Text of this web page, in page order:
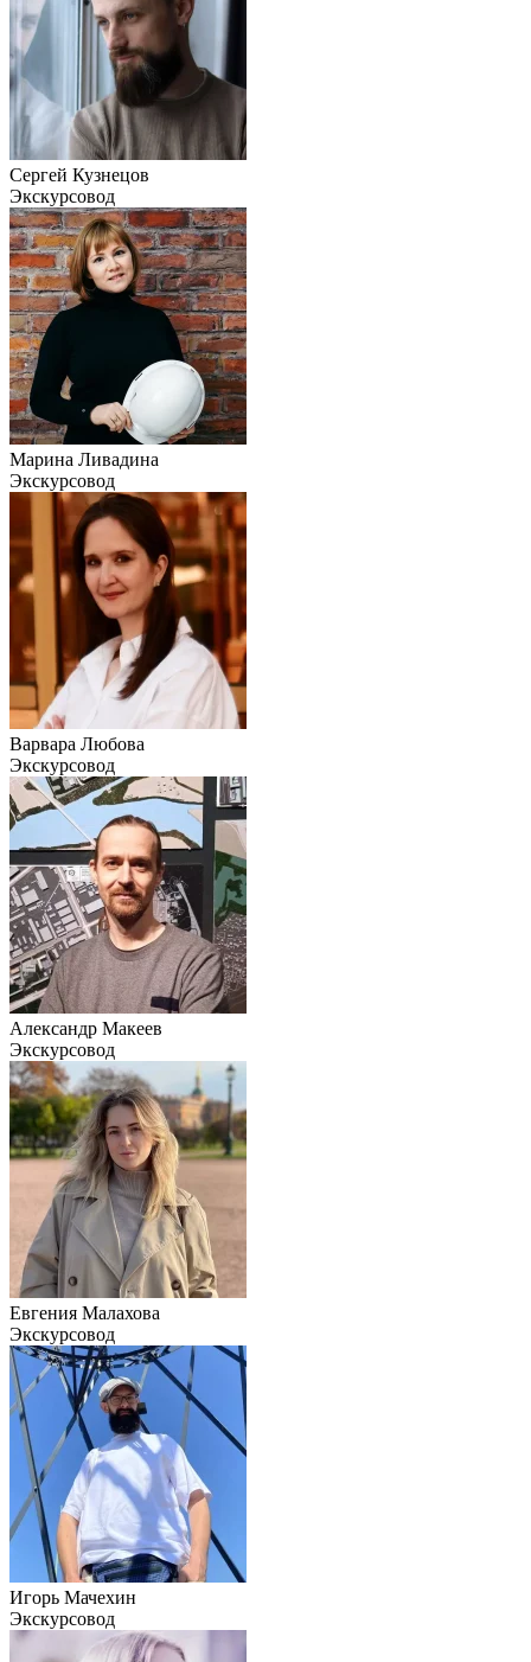
Сергей Кузнецов
Экскурсовод
Марина Ливадина
Экскурсовод
Варвара Любова
Экскурсовод
Александр Макеев
Экскурсовод
Евгения Малахова
Экскурсовод
Игорь Мачехин
Экскурсовод